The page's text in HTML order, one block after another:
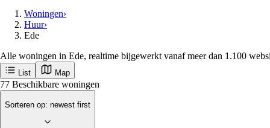
Woningen›
Huur›
Ede
Alle woningen in Ede, realtime bijgewerkt vanaf meer dan 1.100
List Map
77 Beschikbare woningen
Sorteren op: newest first